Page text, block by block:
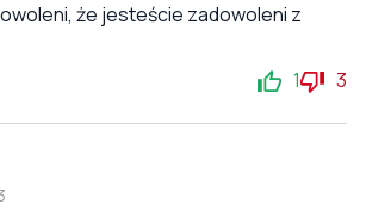
że jesteście zadowoleni z
1 3